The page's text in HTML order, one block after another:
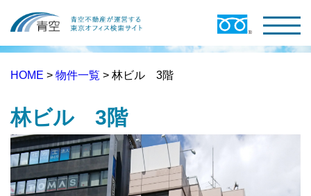
HOME > 物件一覧 > 林ビル 3階
林ビル 3階